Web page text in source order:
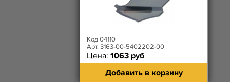
Код 04110
Арт. 3163-00-5402202-00
Цена: 1063 руб
Добавить в корзину